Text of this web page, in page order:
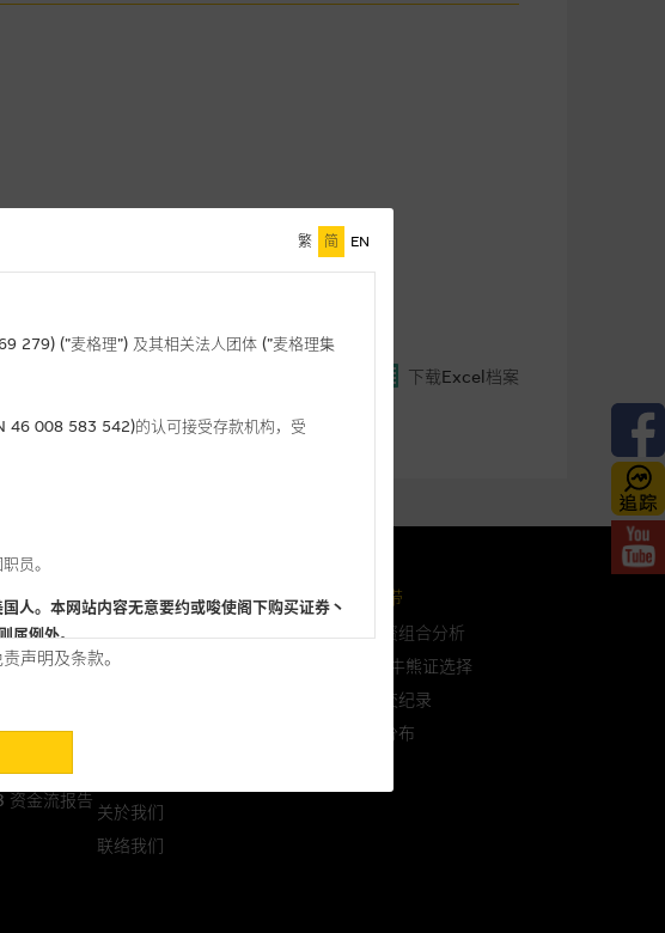
下载Excel档案
繁 简 EN
(”麦格理”) 及其相关法人团体 (”麦格理集
46 008 583 542)的认可接受存款机构，受
员。
人。本网站内容无意要约或唆使阁下购买证券丶
属例外。
网站内容，故就阁下的目的而言，网站内容可能
地方。网站内容所载的意见丶预测及其他资料可
意见。所用假设及参数并非唯一可以合理选择到
任何所示的指示表现或回报将来会实现。过去业
声明及条款。
价比较
金流报告
麦格理投资教室
常问问题
会员地带
自选投资组合分析
认股证/牛熊证选择
过往成交纪录
到期日分布
关於我们
联络我们